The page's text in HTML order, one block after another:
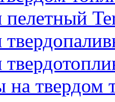
пелетный
на твердом